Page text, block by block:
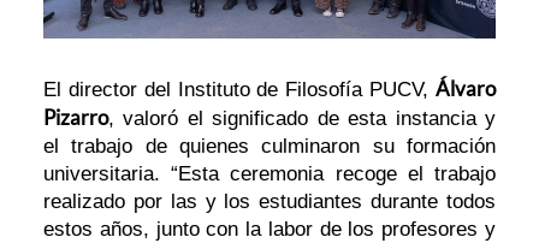
El director del Instituto de Filosofía PUCV, Álvaro
Pizarro, valoró el significado de esta instancia y
el trabajo de quienes culminaron su formación
universitaria. “Esta ceremonia recoge el trabajo
realizado por las y los estudiantes durante todos
estos años, junto con la labor de los profesores y